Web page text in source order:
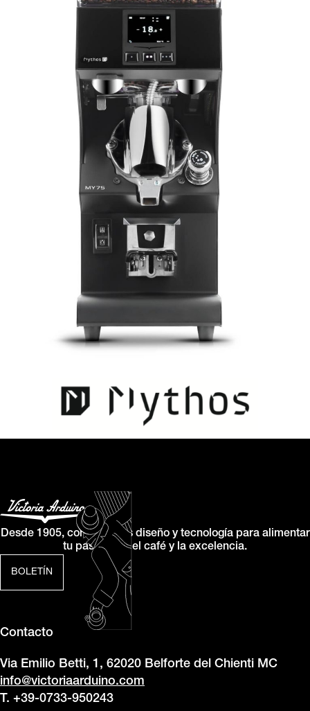
BOLETÍN
Desde 1905, combinamos diseño y tecnología para alimentar
tu pasión por el café y la excelencia.
Contacto
Via Emilio Betti, 1, 62020 Belforte del Chienti MC
info@victoriaarduino.com
T. +39-0733-950243